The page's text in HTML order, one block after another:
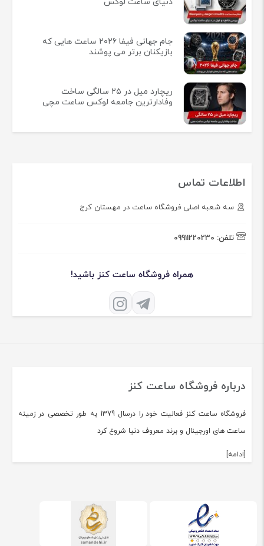
جام جهانی فیفا ۲۰۲۶ ساعت هایی که
بازیکنان برتر می پوشند
ریچارد میل در ۲۵ سالگی ساخت
وفادارترین جامعه لوکس ساعت مچی
اطلاعات تماس
سه شعبه اصلی فروشگاه ساعت در مهستان کرج
تلفن: 09911220230
همراه فروشگاه ساعت کنز باشید!
درباره فروشگاه ساعت کنز
فروشگاه ساعت کنز فعالیت خود را درسال 1379 به طور تخصصی در زمینه
ساعت های اورجینال و برند معروف دنیا شروع کرد
[ادامه]